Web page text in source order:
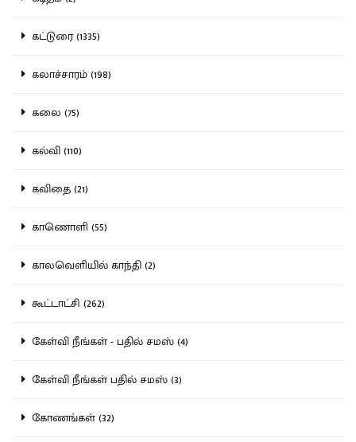
கட்டுரை (1335)
கலாச்சாரம் (198)
கலை (75)
கல்வி (110)
கவிதை (21)
காணொளி (55)
காலவெளியில் காந்தி (2)
கூட்டாட்சி (262)
கேள்வி நீங்கள் - பதில் சமஸ் (4)
கேள்வி நீங்கள் பதில் சமஸ் (3)
கோணங்கள் (32)